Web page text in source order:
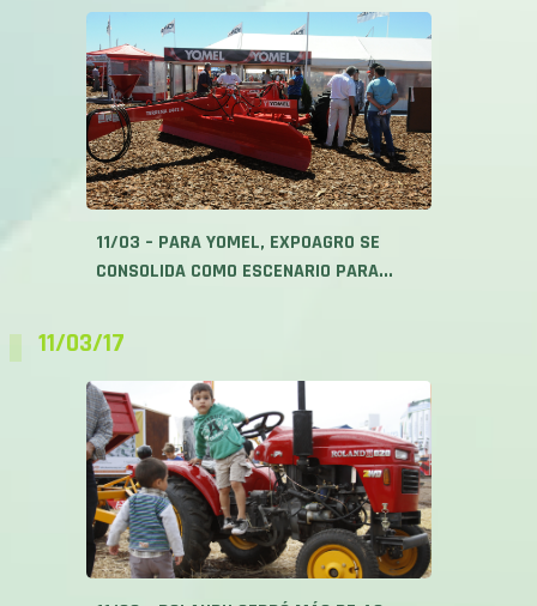
11/03 – PARA YOMEL, EXPOAGRO SE
CONSOLIDA COMO ESCENARIO PARA...
11/03/17